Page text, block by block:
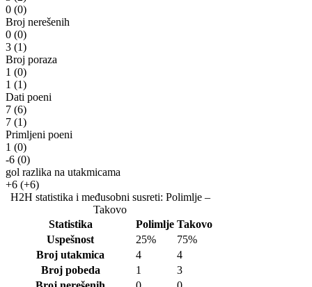
0 (0)
Broj nerešenih
0 (0)
3 (1)
Broj poraza
1 (0)
1 (1)
Dati poeni
7 (6)
7 (1)
Primljeni poeni
1 (0)
-6 (0)
gol razlika na utakmicama
+6 (+6)
H2H statistika i međusobni susreti: Polimlje –
Takovo
Statistika
Polimlje Takovo
Uspešnost
25%
75%
Broj utakmica
4
4
Broj pobeda
1
3